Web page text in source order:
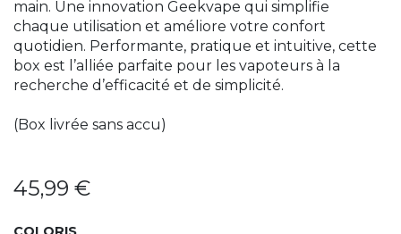
main. Une innovation Geekvape qui simplifie
chaque utilisation et améliore votre confort
quotidien. Performante, pratique et intuitive, cette
box est l’alliée parfaite pour les vapoteurs à la
recherche d’efficacité et de simplicité.
(Box livrée sans accu)
45,99 €